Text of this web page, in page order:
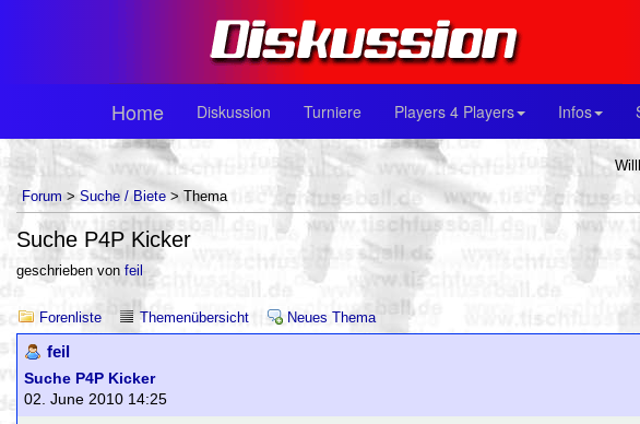
Home Diskussion Turniere Players 4 Players Infos
Forum > Suche / Biete > Thema
Suche P4P Kicker
geschrieben von feil
Forenliste Themenübersicht Neues Thema
feil
Suche P4P Kicker
02. June 2010 14:25